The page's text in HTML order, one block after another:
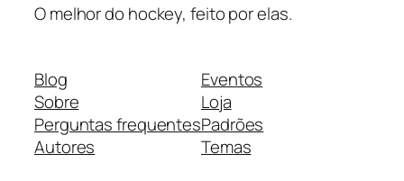
O melhor do hockey, feito por elas.
Blog
Sobre
Perguntas frequentes
Autores
Eventos
Loja
Padrões
Temas